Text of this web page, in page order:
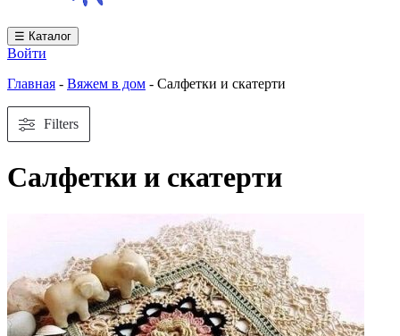
☰ Каталог
Войти
Главная - Вяжем в дом - Салфетки и скатерти
Filters
Салфетки и скатерти